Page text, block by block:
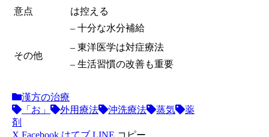
意点
は控える
– 十分な水分補給
その他
– 東洋医学は対症療法
– 生活習慣の改善も重要
漢方の治療
「お」
外用療法 沖洗療法 蒸気
薬
剤